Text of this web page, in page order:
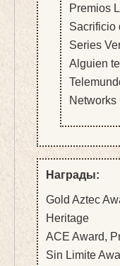
Premios
Sacrificio
Series
Alguien
Награды:
Gold Aztec
Heritage
ACE Award,
Sin Limite